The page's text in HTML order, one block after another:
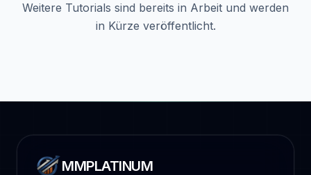
Weitere Tutorials sind bereits in Arbeit und werden
in Kürze veröffentlicht.
MMPLATINUM